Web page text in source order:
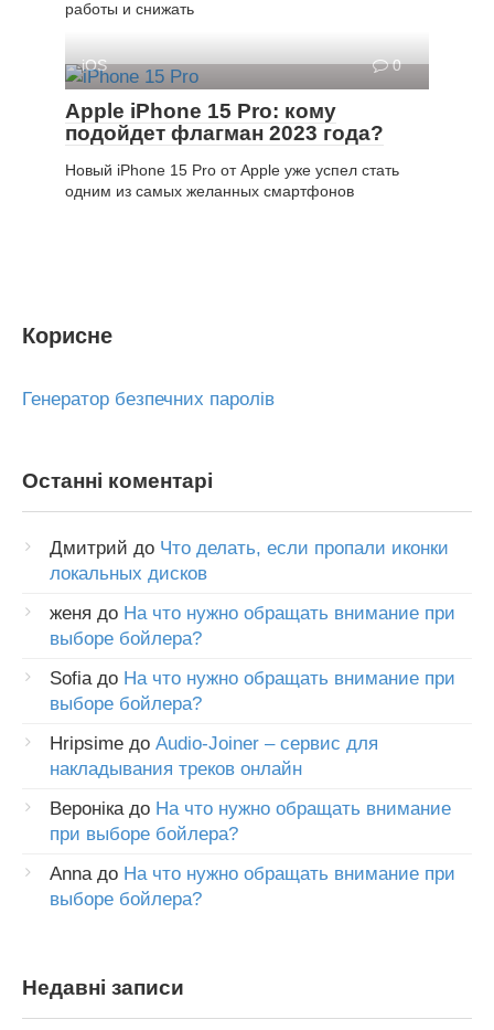
работы и снижать
iOS 0
Apple iPhone 15 Pro: кому
подойдет флагман 2023 года?
Новый iPhone 15 Pro от Apple уже успел стать
одним из самых желанных смартфонов
Корисне
Генератор безпечних паролів
Останні коментарі
Дмитрий до Что делать, если пропали иконки
локальных дисков
женя до На что нужно обращать внимание при
выборе бойлера?
Sofiaдо На что нужно обращать внимание при
выборе бойлера?
Hripsime до Audio-Joiner – сервис для
накладывания треков онлайн
Веронікадо На что нужно обращать внимание
при выборе бойлера?
Annaдо На что нужно обращать внимание при
выборе бойлера?
Недавні записи